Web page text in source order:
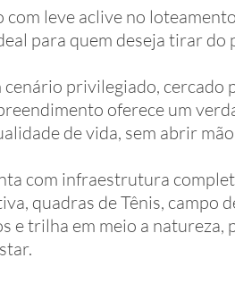
com leve aclive no
para quem deseja tirar do
cenário privilegiado, cercado
oferece um
de vida, sem abrir
com infraestrutura
quadras de Tênis, campo
e trilha em meio a